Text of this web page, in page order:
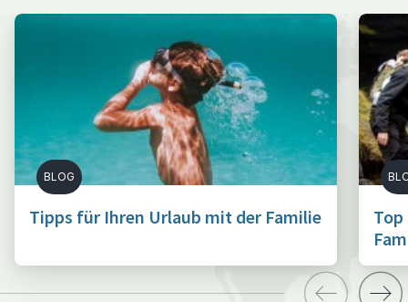
BLOG
Tipps für Ihren Urlaub mit der Familie